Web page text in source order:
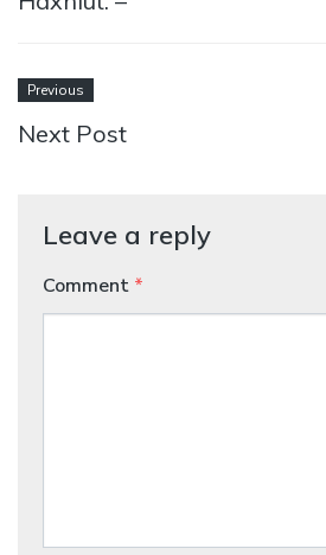
Previous
Next Post
Leave a reply
Comment *